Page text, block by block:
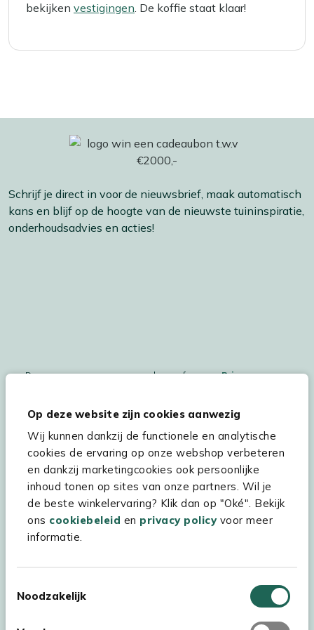
Op deze website zijn cookies aanwezig
Wij kunnen dankzij de functionele en analytische
cookies de ervaring op onze webshop verbeteren
en dankzij marketingcookies ook persoonlijke
inhoud tonen op sites van onze partners. Wil je
de beste winkelervaring? Klik dan op "Oké". Bekijk
ons cookiebeleid en privacy policyvoor meer
informatie.
Noodzakelijk
bekijken vestigingen. De koffie staat klaar!
Schrijf je direct in voor de nieuwsbrief, maak automatisch
kans en blijf op de hoogte van de nieuwste tuininspiratie,
onderhoudsadvies en acties!
De persoonsgegegevens worden conform onsPrivacy
Hulp & service
Assortiment
Kees Smit Tuinmeubelen
Experience Stores XXL